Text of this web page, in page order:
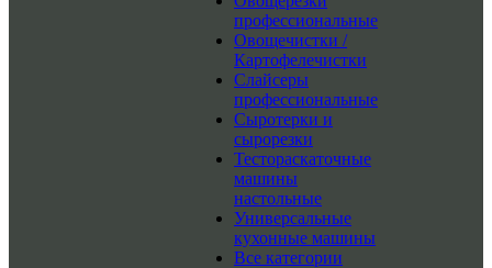
профессиональные
Овощечистки /
Картофелечистки
Слайсеры
профессиональные
Сыротерки и
сырорезки
Тестораскаточные
машины
настольные
Универсальные
кухонные машины
Все категории